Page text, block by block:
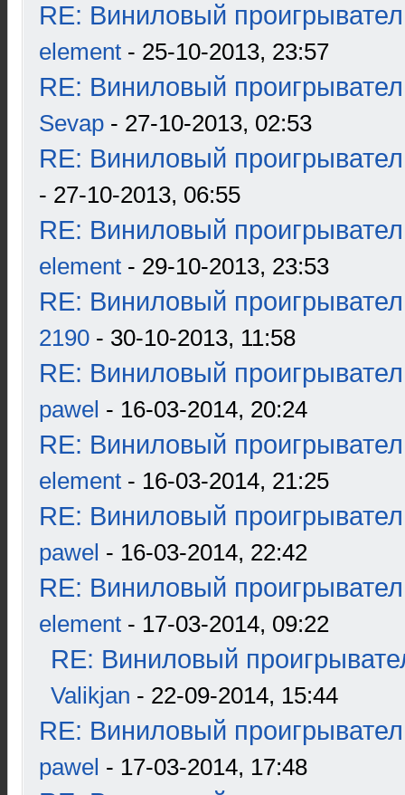
RE: Виниловый
element - 25-10-2013, 23:57
RE: Виниловый
Sevap - 27-10-2013, 02:53
RE: Виниловый
- 27-10-2013, 06:55
RE: Виниловый
element - 29-10-2013, 23:53
RE: Виниловый
2190 - 30-10-2013, 11:58
RE: Виниловый
pawel - 16-03-2014, 20:24
RE: Виниловый
element - 16-03-2014, 21:25
RE: Виниловый
pawel - 16-03-2014, 22:42
RE: Виниловый
element - 17-03-2014, 09:22
RE: Виниловый
Valikjan - 22-09-2014, 15:44
RE: Виниловый
pawel - 17-03-2014, 17:48